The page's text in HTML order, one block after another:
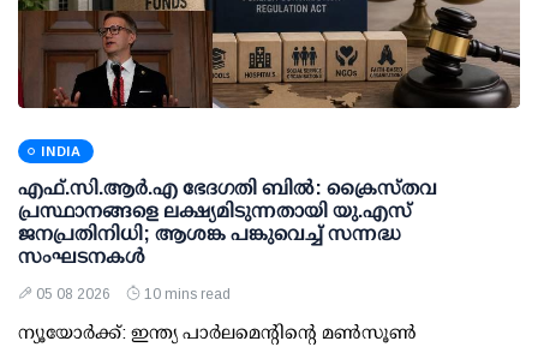
INDIA
എഫ്.സി.ആര്‍.എ ഭേദഗതി ബില്‍: ക്രൈസ്തവ
പ്രസ്ഥാനങ്ങളെ ലക്ഷ്യമിടുന്നതായി യു.എസ്
ജനപ്രതിനിധി; ആശങ്ക പങ്കുവെച്ച് സന്നദ്ധ
സംഘടനകള്‍
05 08 2026 10 mins read
ന്യൂയോര്‍ക്ക്: ഇന്ത്യ പാര്‍ലമെന്റിന്റെ മണ്‍സൂണ്‍